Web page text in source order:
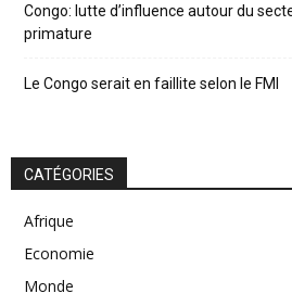
Congo: lutte d’influence autour du
primature
Le Congo serait en faillite selon le FMI
CATÉGORIES
Afrique
Economie
Monde